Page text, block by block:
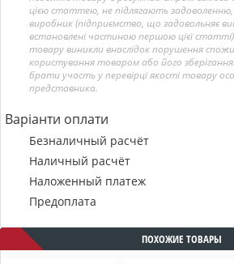
цією статтею, не підлягають
виробник (підприємство, що задовольняє
встановлені частиною першою цієї
товару виникли внаслідок порушення
користування товаром або його
брати участь у перевірці якості товару
представника.
Варіанти оплати
Безналичный расчёт
Наличный расчёт
Наложенный платеж
Предоплата
ПОХОЖИЕ ТОВАРЫ